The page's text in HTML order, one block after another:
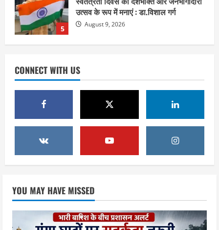
1
ने डाक कांवड़ियों से कहा—सुरक्षा से समझौता
न करें
August 10, 2026
2
गुस्सा : अध्यक्ष बोले, AI की आड़ में बदनाम करने
वालों की अब खैर नहीं
3
अखिलेश यादव को CM बनाने का लिया संकल्प :
हरकी पैड़ी से जल लेकर पहुंचेंगी इटावा,
केदारेश्वर मंदिर में करेंगी जलाभिषेक
August 9, 2026
4
युवा कांग्रेस के 66वें स्थापना दिवस पर हरिद्वार
में गूंजा युवाओं की आवाज बुलंद करने का संकल्प
August 9, 2026
CONNECT WITH US
YOU MAY HAVE MISSED